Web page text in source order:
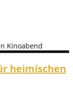
heimischen